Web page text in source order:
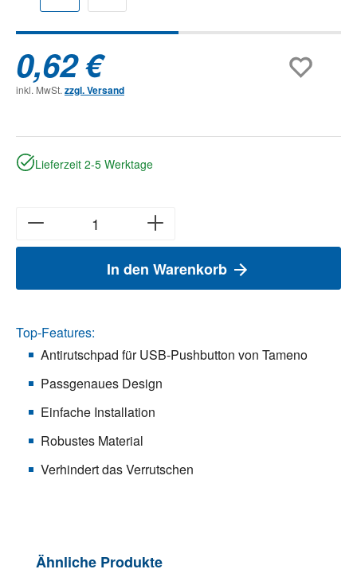
0,62 €
inkl. MwSt. zzgl. Versand
Lieferzeit 2-5 Werktage
In den Warenkorb
Top-Features:
Antirutschpad für USB-Pushbutton von Tameno
Passgenaues Design
Einfache Installation
Robustes Material
Verhindert das Verrutschen
Produktgalerie überspringen
Ähnliche Produkte